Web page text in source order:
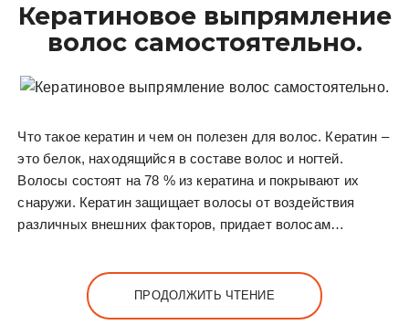
Кератиновое выпрямление
волос самостоятельно.
Что такое кератин и чем он полезен для волос. Кератин –
это белок, находящийся в составе волос и ногтей.
Волосы состоят на 78 % из кератина и покрывают их
снаружи. Кератин защищает волосы от воздействия
различных внешних факторов, придает волосам…
ПРОДОЛЖИТЬ ЧТЕНИЕ